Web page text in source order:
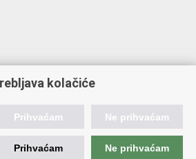
i hranu
kolačiće
Prihvaćam Ne prihvaćam
Prihvaćam Ne prihvaćam